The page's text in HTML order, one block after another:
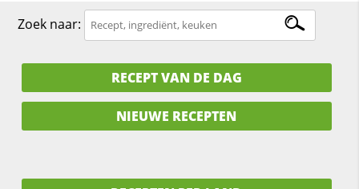
Zoek naar:
RECEPT VAN DE DAG
NIEUWE RECEPTEN